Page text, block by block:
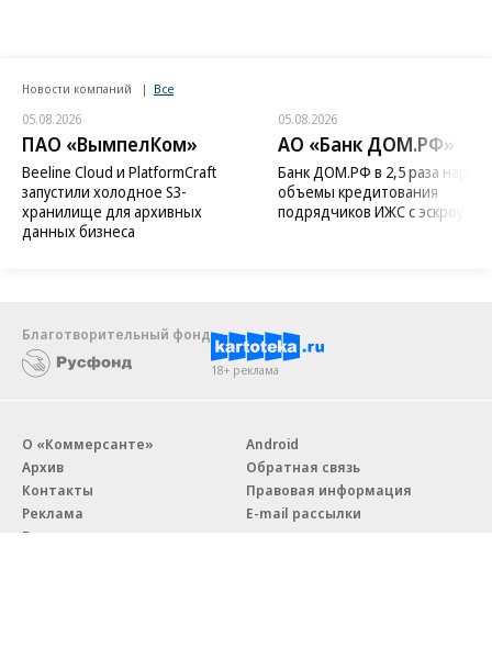
Новости компаний Все
05.08.2026
ПАО «ВымпелКом»
Beeline Cloud и PlatformCraft
запустили холодное S3-
хранилище для архивных
данных бизнеса
05.08.2026
АО «Банк ДОМ.РФ»
Банк ДОМ.РФ в 2,5 раза
объемы кредитования
подрядчиков ИЖС с эскроу
Благотворительный фонд
18+ реклама
О «Коммерсанте»
Архив
Контакты
Реклама
Вакансии
Android
Обратная связь
Правовая информация
E-mail рассылки